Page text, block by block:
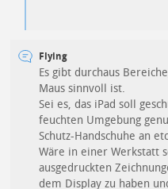
Flying
Es gibt durchaus
Maus sinnvoll ist.
Sei es, das iPad soll
feuchten Umgebung
Schutz-Handschuhe an
Wäre in einer Werkstatt
ausgedruckten
dem Display zu haben